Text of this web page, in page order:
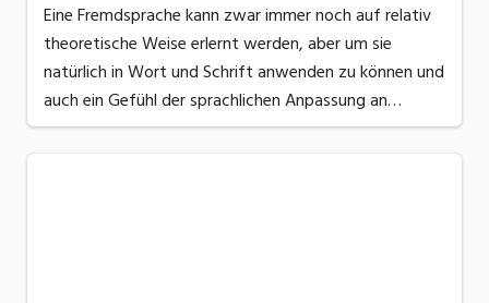
Eine Fremdsprache kann zwar immer noch auf relativ
theoretische Weise erlernt werden, aber um sie
natürlich in Wort und Schrift anwenden zu können und
auch ein Gefühl der sprachlichen Anpassung an
verschiedene Partner und Situationen zu entwickeln,